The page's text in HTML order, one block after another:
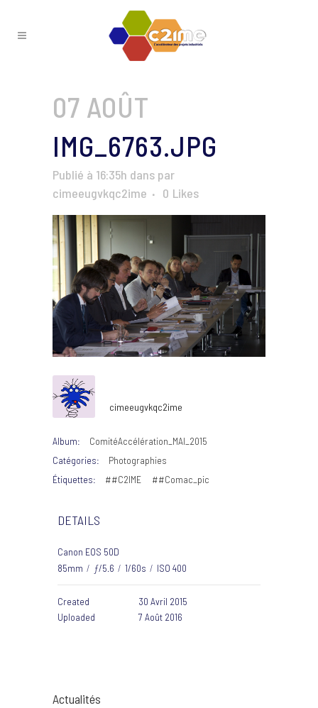
07 AOÛT
IMG_6763.JPG
Publié à 16:35h dans par
cimeeugvkqc2ime
0 Likes
cimeeugvkqc2ime
Album:
ComitéAccélération_MAI_2015
Catégories:
Photographies
Étiquettes:
##C2IME ##Comac_pic
DETAILS
Canon EOS 50D
85mm / ƒ/5.6 / 1/60s / ISO 400
Created
30 Avril 2015
Uploaded
7 Août 2016
Actualités